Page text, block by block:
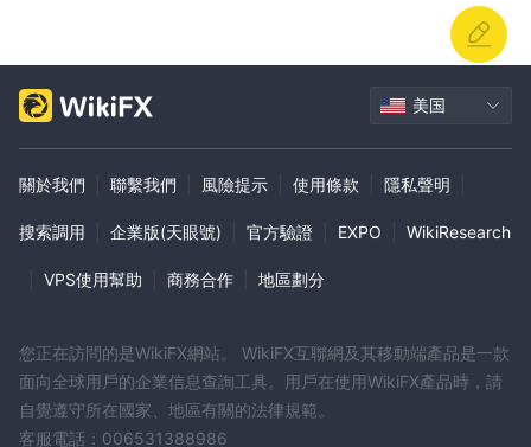
1 美元，交易者可以控制價值高達 100 美元的頭寸。它適合那些想
專業賬戶
1:500。交易者可以控制相對於其賬戶餘額更大的頭寸。然而，重
要的是要記住，較高的槓桿率會增加盈利潛力和重大損失的風險。
貴賓賬戶 ：VIP 賬戶是最獨特的選項，可提供高達1:500。選擇此
桿。
放大收益和損失。 IDA旨在通過在其賬戶中提供不同的槓桿選項來適
以下是不同經紀商提供的最大槓桿的比較表：
點差和佣金（交易費用）
IDA對其交易工具收取點差和佣金。點差是買價和賣價之間的差額，
佣金是每筆交易收取的固定費用。
美国
關於我們 聯繫我們 風險提示 使用條款 隱私聲明
搜索調用 企業版(天眼號) 官方驗證 EXPO WikiResearch
VPS使用幫助 商務合作 地區劃分
您正在訪問的是WikiFX網站。 WikiFX互聯網及其移動端產品是一款
面向全球用戶的企業信息查詢工具。用戶在使用WikiFX產品時，請
自覺遵守所在國家、地區有關的法律規範。
客服電話：006531388986